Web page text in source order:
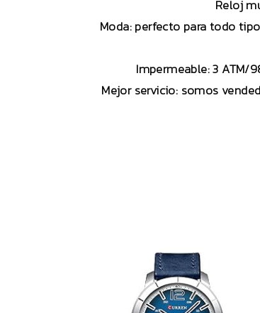
Reloj
Moda: perfecto para todo
Impermeable: 3 ATM/
Mejor servicio: somos